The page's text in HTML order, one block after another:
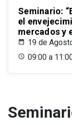
Seminario:
el
mercados y
19 de
09:00 a